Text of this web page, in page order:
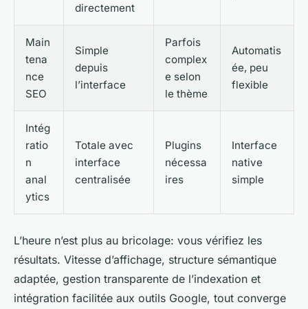
directement
Main
tena
nce
SEO
Simple
depuis
l’interface
Parfois
complex
e selon
le thème
Automatis
ée, peu
flexible
Intég
ratio
n
anal
ytics
Totale avec
interface
centralisée
Plugins
nécessa
ires
Interface
native
simple
L’heure n’est plus au bricolage: vous vérifiez les
résultats. Vitesse d’affichage, structure sémantique
adaptée, gestion transparente de l’indexation et
intégration facilitée aux outils Google, tout converge